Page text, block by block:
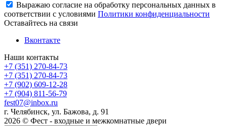
Выражаю согласие на обработку персональных данных в
соответствии с условиями Политики конфиденциальности
Оставайтесь на связи
Вконтакте
Наши контакты
+7 (351) 270-84-73
+7 (351) 270-84-73
+7 (902) 609-12-28
+7 (904) 811-56-79
fest07@inbox.ru
г. Челябинск, ул. Бажова, д. 91
2026 © Фест - входные и межкомнатные двери